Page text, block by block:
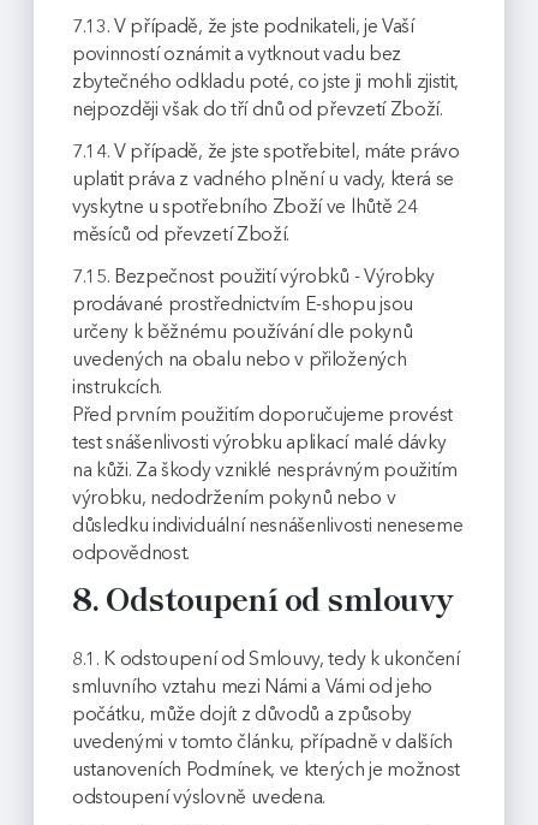
7.13. V případě, že jste podnikateli, je Vaší
povinností oznámit a vytknout vadu bez
zbytečného odkladu poté, co jste ji mohli zjistit,
nejpozději však do tří dnů od převzetí Zboží.
7.14. V případě, že jste spotřebitel, máte právo
uplatit práva z vadného plnění u vady, která se
vyskytne u spotřebního Zboží ve lhůtě 24
měsíců od převzetí Zboží.
7.15. Bezpečnost použití výrobků - Výrobky
prodávané prostřednictvím E-shopu jsou
určeny k běžnému používání dle pokynů
uvedených na obalu nebo v přiložených
instrukcích.
Před prvním použitím doporučujeme provést
test snášenlivosti výrobku aplikací malé dávky
na kůži. Za škody vzniklé nesprávným použitím
výrobku, nedodržením pokynů nebo v
důsledku individuální nesnášenlivosti neneseme
odpovědnost.
8. Odstoupení od smlouvy
8.1. K odstoupení od Smlouvy, tedy k ukončení
smluvního vztahu mezi Námi a Vámi od jeho
počátku, může dojít z důvodů a způsoby
uvedenými v tomto článku, případně v dalších
ustanoveních Podmínek, ve kterých je možnost
odstoupení výslovně uvedena.